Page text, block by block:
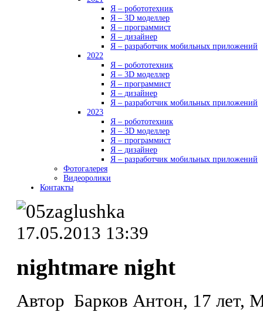
Я – робототехник
Я – 3D моделлер
Я – программист
Я – дизайнер
Я – разработчик мобильных приложений
2022
Я – робототехник
Я – 3D моделлер
Я – программист
Я – дизайнер
Я – разработчик мобильных приложений
2023
Я – робототехник
Я – 3D моделлер
Я – программист
Я – дизайнер
Я – разработчик мобильных приложений
Фотогалерея
Видеоролики
Контакты
17.05.2013 13:39
nightmare night
Автор Барков Антон, 17 лет,